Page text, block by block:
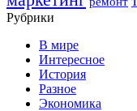
Рубрики
В мире
Интересное
История
Разное
Экономика